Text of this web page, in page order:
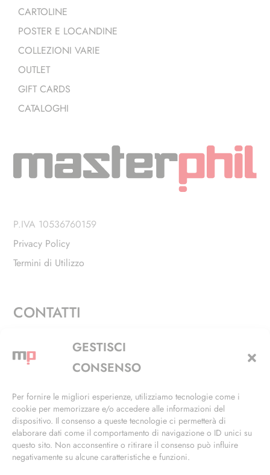
GESTISCI
CONSENSO
Per fornire le migliori esperienze, utilizziamo tecnologie come i
cookie per memorizzare e/o accedere alle informazioni del
dispositivo. Il consenso a queste tecnologie ci permetterà di
elaborare dati come il comportamento di navigazione o ID unici su
questo sito. Non acconsentire o ritirare il consenso può influire
negativamente su alcune caratteristiche e funzioni.
CARTOLINE
POSTER E LOCANDINE
COLLEZIONI VARIE
OUTLET
GIFT CARDS
CATALOGHI
P.IVA 10536760159
Privacy Policy
Termini di Utilizzo
CONTATTI
Via Alfieri, 27 - Trezzano Sul Naviglio (MI)
+39 02 4846 3155
info@masterphil.it